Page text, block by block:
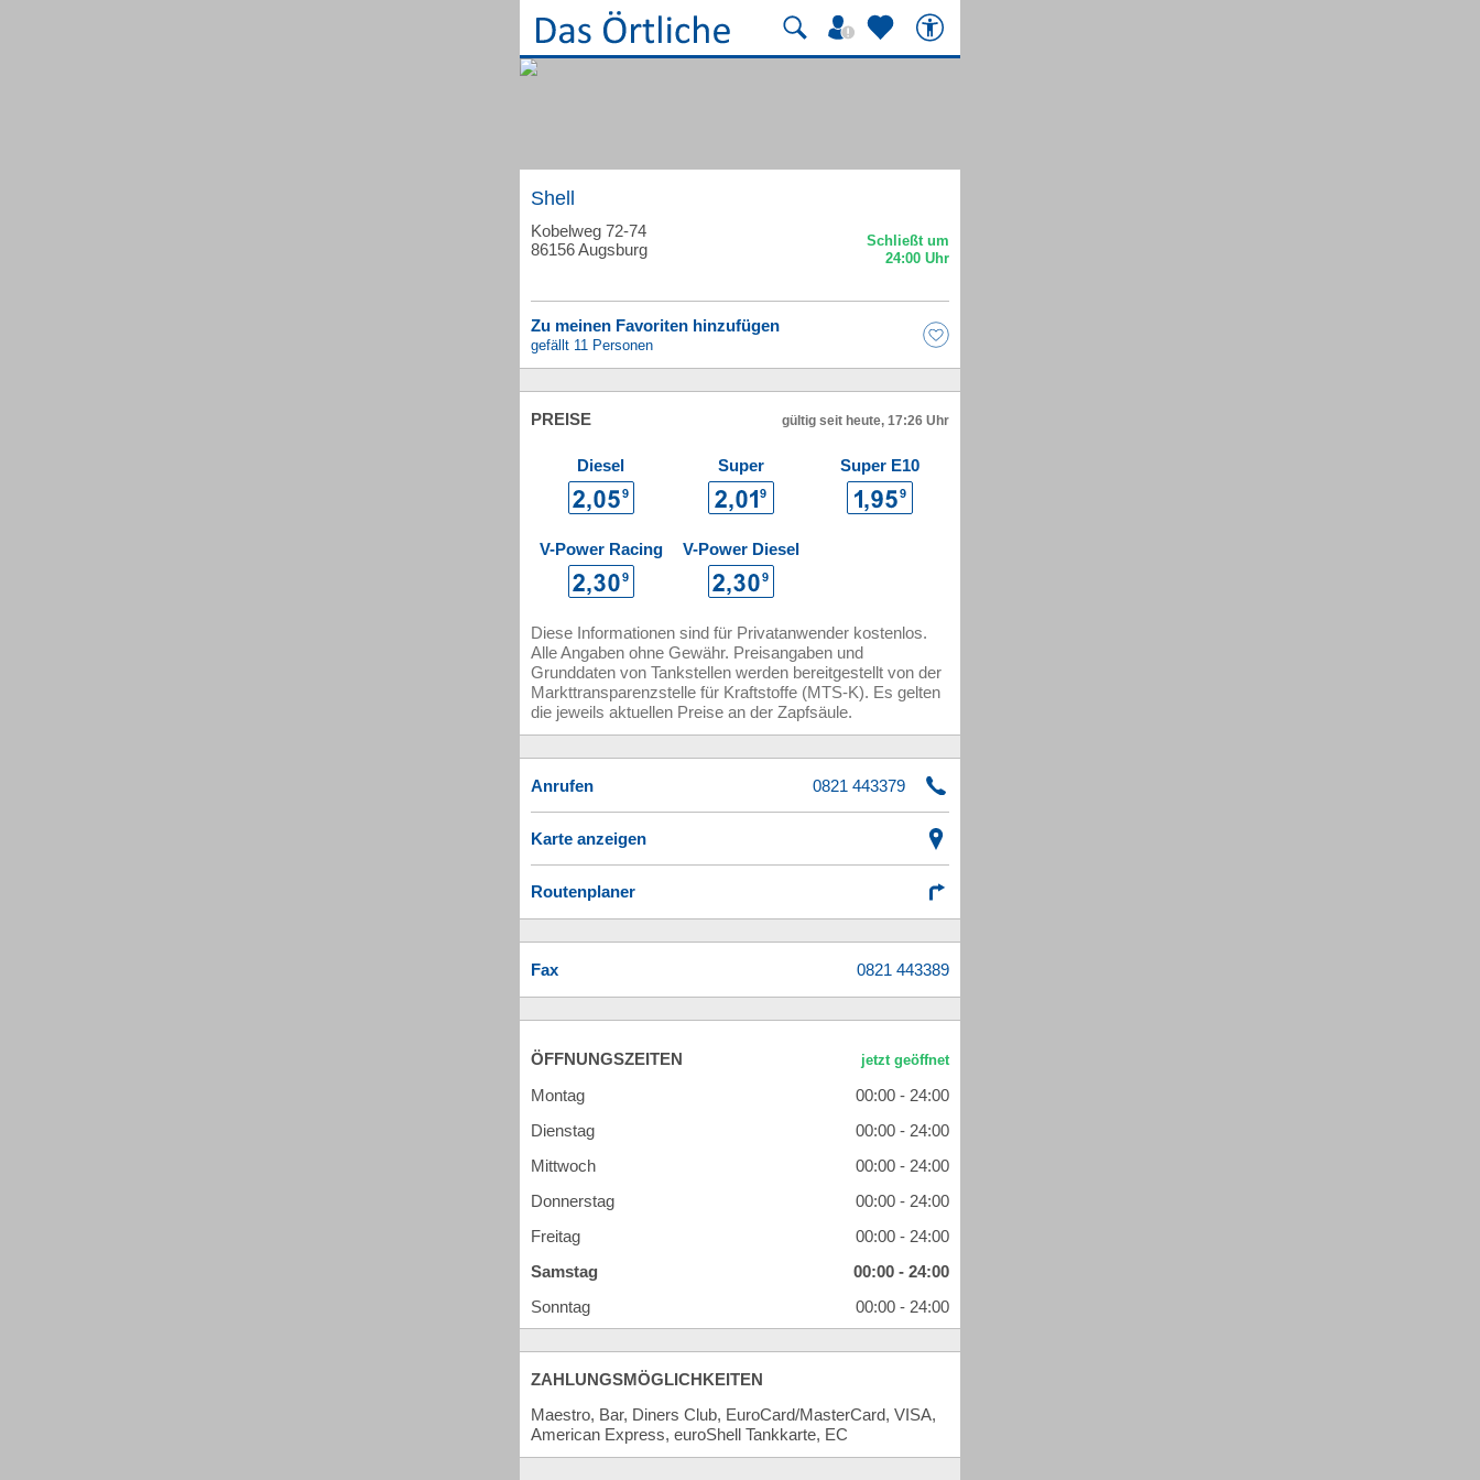
Shell
Kobelweg 72-74
86156 Augsburg
Zu meinen Favoriten hinzufügen
gefällt 11 Personen
PREISE gültig seit heute, 17:26 Uhr
Diesel Super Super E10
V-Power Racing V-Power Diesel
Diese Informationen sind für Privatanwender kostenlos.
Alle Angaben ohne Gewähr. Preisangaben und
Grunddaten von Tankstellen werden bereitgestellt von der
Markttransparenzstelle für Kraftstoffe (MTS-K). Es gelten
die jeweils aktuellen Preise an der Zapfsäule.
Anrufen
Karte anzeigen
Routenplaner
Fax
ÖFFNUNGSZEITEN
Montag
00:00 - 24:00
Dienstag
00:00 - 24:00
Mittwoch
00:00 - 24:00
Donnerstag
00:00 - 24:00
Freitag
00:00 - 24:00
Samstag
00:00 - 24:00
Sonntag
00:00 - 24:00
ZAHLUNGSMÖGLICHKEITEN
Maestro, Bar, Diners Club, EuroCard/MasterCard, VISA,
American Express, euroShell Tankkarte, EC